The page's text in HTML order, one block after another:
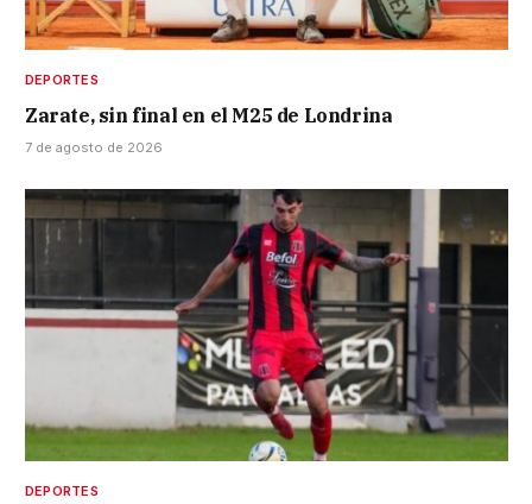
DEPORTES
Zarate, sin final en el M25 de Londrina
7 de agosto de 2026
DEPORTES